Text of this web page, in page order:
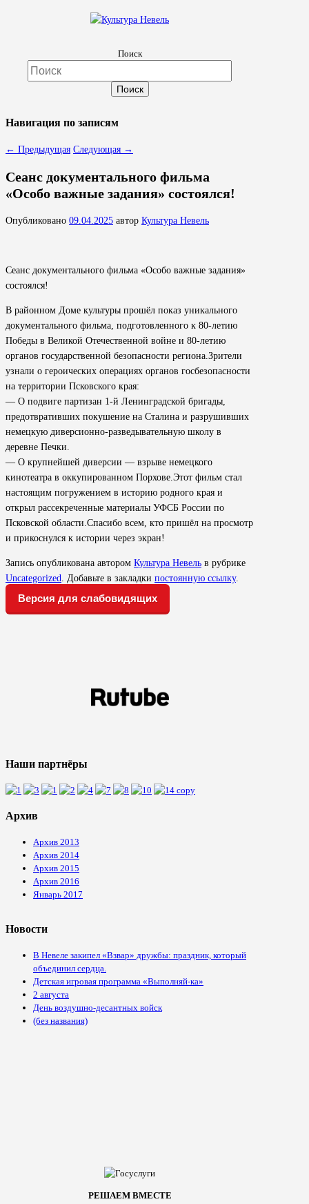
Культура Невель
МБУК Невельского района "Культура и досуг"
Поиск
Навигация по записям
← Предыдущая Следующая →
Сеанс документального фильма
«Особо важные задания» состоялся!
Опубликовано 09.04.2025 автор Культура Невель
Сеанс документального фильма «Особо важные задания»
состоялся!
В районном Доме культуры прошёл показ уникального
документального фильма, подготовленного к 80-летию
Победы в Великой Отечественной войне и 80-летию
органов государственной безопасности региона.Зрители
узнали о героических операциях органов госбезопасности
на территории Псковского края:
— О подвиге партизан 1-й Ленинградской бригады,
предотвративших покушение на Сталина и разрушивших
немецкую диверсионно-разведывательную школу в
деревне Печки.
— О крупнейшей диверсии — взрыве немецкого
кинотеатра в оккупированном Порхове.Этот фильм стал
настоящим погружением в историю родного края и
открыл рассекреченные материалы УФСБ России по
Псковской области.Спасибо всем, кто пришёл на просмотр
и прикоснулся к истории через экран!
Запись опубликована автором Культура Невель в рубрике
Uncategorized
. Добавьте в закладки постоянную ссылку.
Версия для слабовидящих
Наши партнёры
Архив
Архив 2013
Архив 2014
Архив 2015
Архив 2016
Январь 2017
Новости
В Невеле закипел «Взвар» дружбы: праздник, который
объединил сердца.
Детская игровая программа «Выполняй-ка»
2 августа
День воздушно-десантных войск
(без названия)
РЕШАЕМ ВМЕСТЕ